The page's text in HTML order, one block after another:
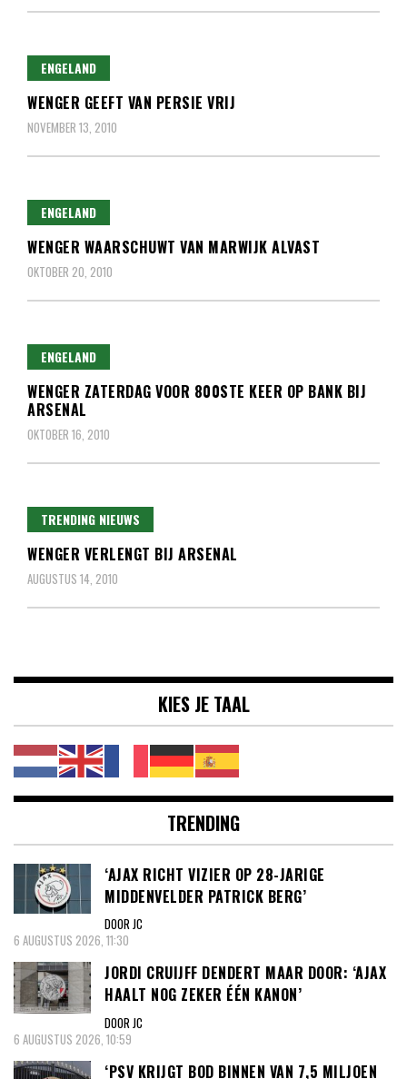
ENGELAND
WENGER GEEFT VAN PERSIE VRIJ
NOVEMBER 13, 2010
ENGELAND
WENGER WAARSCHUWT VAN MARWIJK ALVAST
OKTOBER 20, 2010
ENGELAND
WENGER ZATERDAG VOOR 800STE KEER OP BANK BIJ
ARSENAL
OKTOBER 16, 2010
TRENDING NIEUWS
WENGER VERLENGT BIJ ARSENAL
AUGUSTUS 14, 2010
KIES JE TAAL
TRENDING
‘AJAX RICHT VIZIER OP 28-JARIGE
MIDDENVELDER PATRICK BERG’
DOOR JC
6 AUGUSTUS 2026, 11:30
JORDI CRUIJFF DENDERT MAAR DOOR: ‘AJAX
HAALT NOG ZEKER ÉÉN KANON’
DOOR JC
6 AUGUSTUS 2026, 10:59
‘PSV KRIJGT BOD BINNEN VAN 7,5 MILJOEN